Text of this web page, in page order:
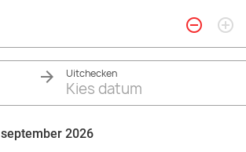
remove_circle_outline add_circle_outline
Uitchecken
Kies datum
september 2026